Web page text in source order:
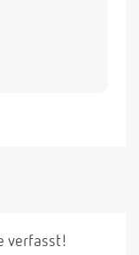
verfasst!